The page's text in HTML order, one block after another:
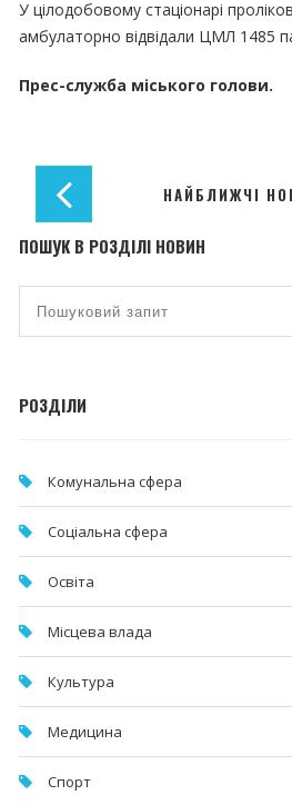
У цілодобовому стаціонарі
амбулаторно відвідали ЦМЛ 1485
Прес-служба міського голови.
НАЙБЛИЖЧІ
ПОШУК В РОЗДІЛІ НОВИН
РОЗДІЛИ
Комунальна cфера
Соціальна сфера
Освіта
Місцева влада
Культура
Медицина
Спорт